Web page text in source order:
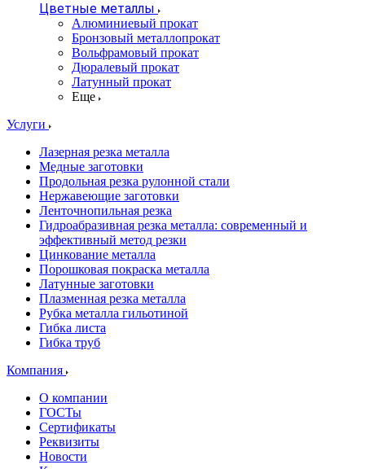
Цветные металлы
Алюминиевый прокат
Бронзовый металлопрокат
Вольфрамовый прокат
Дюралевый прокат
Латунный прокат
Еще
Услуги
Лазерная резка металла
Медные заготовки
Продольная резка рулонной стали
Нержавеющие заготовки
Ленточнопильная резка
Гидроабразивная резка металла: современный и
эффективный метод резки
Цинкование металла
Порошковая покраска металла
Латунные заготовки
Плазменная резка металла
Рубка металла гильотиной
Гибка листа
Гибка труб
Компания
О компании
ГОСТы
Сертификаты
Реквизиты
Новости